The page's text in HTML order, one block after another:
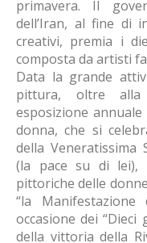
primavera. Il
dell’Iran, al fine di
creativi, premia i
composta da artisti
Data la grande
pittura, oltre alla
esposizione
donna, che si
della Veneratissima
(la pace su di lei),
pittoriche delle
“la
occasione dei “Dieci
della vittoria della